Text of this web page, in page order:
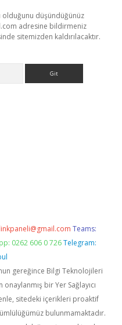
olduğunu düşündüğünüz
adresine bildirmeniz
sitemizden kaldırılacaktır.
Teams:
0262 606 0 726 Telegram:
gereğince Bilgi Teknolojileri
bir Yer Sağlayıcı
sitedeki içerikleri proaktif
bulunmamaktadır.